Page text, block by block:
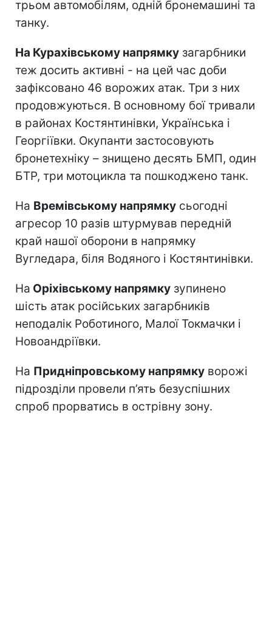
трьом автомобілям, одній бронемашині та
танку.
На Курахівському напрямку загарбники
теж досить активні - на цей час доби
зафіксовано 46 ворожих атак. Три з них
продовжуються. В основному бої тривали
в районах Костянтинівки, Українська і
Георгіївки. Окупанти застосовують
бронетехніку – знищено десять БМП, один
БТР, три мотоцикла та пошкоджено танк.
На Времівському напрямку сьогодні
агресор 10 разів штурмував передній
край нашої оборони в напрямку
Вугледара, біля Водяного і Костянтинівки.
На Оріхівському напрямку зупинено
шість атак російських загарбників
неподалік Роботиного, Малої Токмачки і
Новоандріївки.
На Придніпровському напрямку ворожі
підрозділи провели п’ять безуспішних
спроб прорватись в острівну зону.